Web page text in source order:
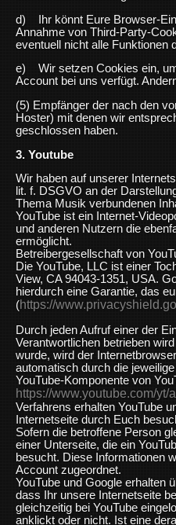
d) Ihr könnt Eure Browser-
Annahme von Third-Party-
eventuell nicht alle Funktionen
e) Wir setzen Cookies ein,
Account bei uns verfügt.
(5) Empfänger der nach den
Hoster) mit denen wir
geschlossen haben.
3. Youtube
Wir haben auf unserer
lit. f. DSGVO an der
Thema Musik verbundenen
YouTube ist ein Internet-
und anderen Nutzern die
ermöglicht.
Betreibergesellschaft von
Die YouTube, LLC ist einer
View, CA 94043-1351, USA.
hierdurch eine Garantie, das
(https://
Durch jeden Aufruf einer der
Verantwortlichen betrieben
wurde, wird der
automatisch durch die
YouTube-Komponente von
https://www.youtube.com/yt/
Verfahrens erhalten YouTube
Internetseite durch Euch
Sofern die betroffene Person
einer Unterseite, die ein
besucht. Diese Informationen
Account zugeordnet.
YouTube und Google erhalten
dass Ihr unsere Internetseite
gleichzeitig bei YouTube
anklickt oder nicht. Ist eine